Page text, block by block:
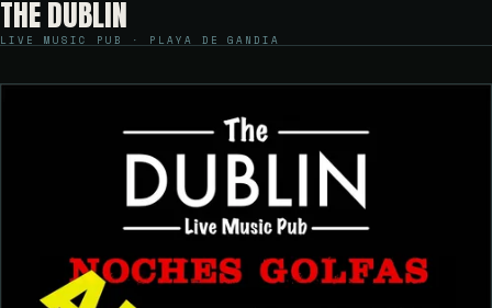
THE DUBLIN
LIVE MUSIC PUB · PLAYA DE GANDIA